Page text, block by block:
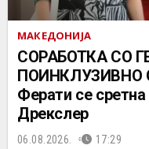
МАКЕДОНИЈА
СОРАБОТКА СО
ПОИНКЛУЗИВНО
Ферати се
Дрекслер
06.08.2026. 17:29